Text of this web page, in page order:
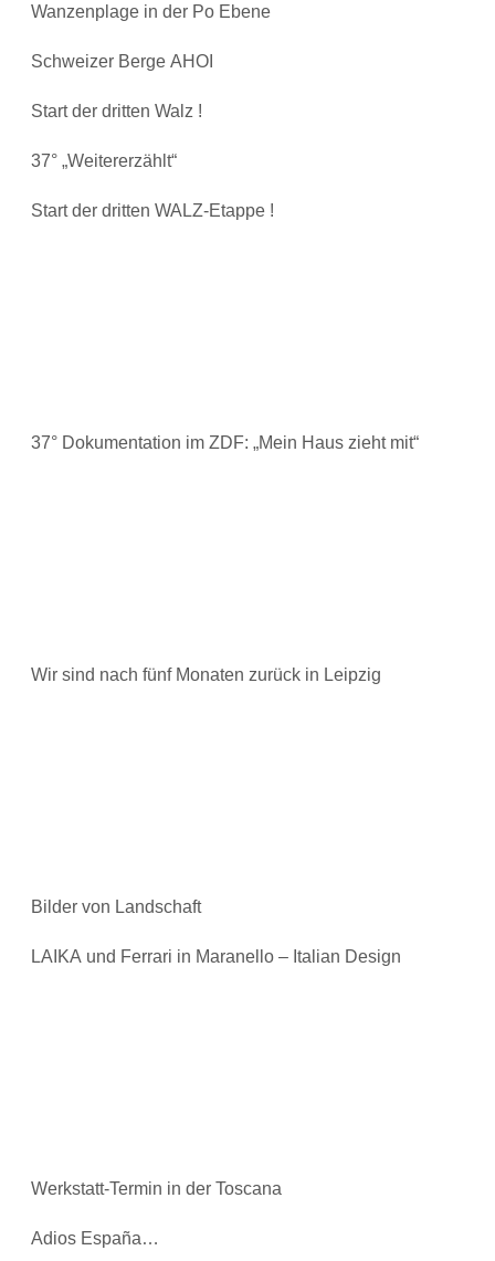
Wanzenplage in der Po Ebene
Schweizer Berge AHOI
Start der dritten Walz !
37° „Weitererzählt“
Start der dritten WALZ-Etappe !
37° Dokumentation im ZDF: „Mein Haus zieht mit“
Wir sind nach fünf Monaten zurück in Leipzig
Bilder von Landschaft
LAIKA und Ferrari in Maranello – Italian Design
Werkstatt-Termin in der Toscana
Adios España…